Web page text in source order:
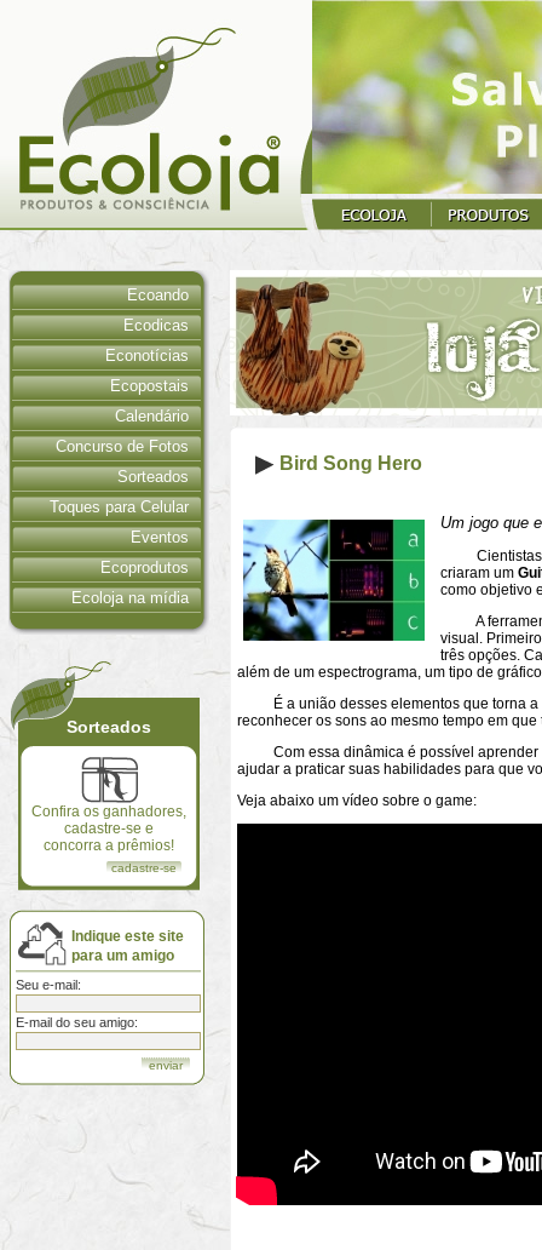
Ecoando
Ecodicas
Econotícias
Ecopostais
Calendário
Concurso de Fotos
Sorteados
Toques para Celular
Eventos
Ecoprodutos
Ecoloja na mídia
Sorteados
Confira os ganhadores,
cadastre-se e
concorra a prêmios!
cadastre-se
Indique este site
para um amigo
Seu e-mail:
E-mail do seu amigo:
Bird Song Hero
Um jogo que
Cientistas
criaram um
como objetivo
A
visual.
três opções.
além de um espectrograma, um tipo de
É a união desses elementos que torna a
reconhecer os sons ao mesmo tempo em
Com essa dinâmica é possível aprender a
ajudar a praticar suas habilidades para que
Veja abaixo um vídeo sobre o game: